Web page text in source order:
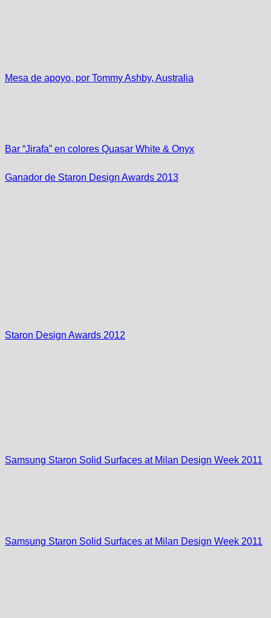
Bar “Jirafa” en colores Quasar White & Onyx
Mesa de apoyo, por Tommy Ashby, Australia
Ganador de Staron Design Awards 2013
Staron Design Awards 2012
Samsung Staron Solid Surfaces at Milan Design Week 2011
Samsung Staron Solid Surfaces at Milan Design Week 2011